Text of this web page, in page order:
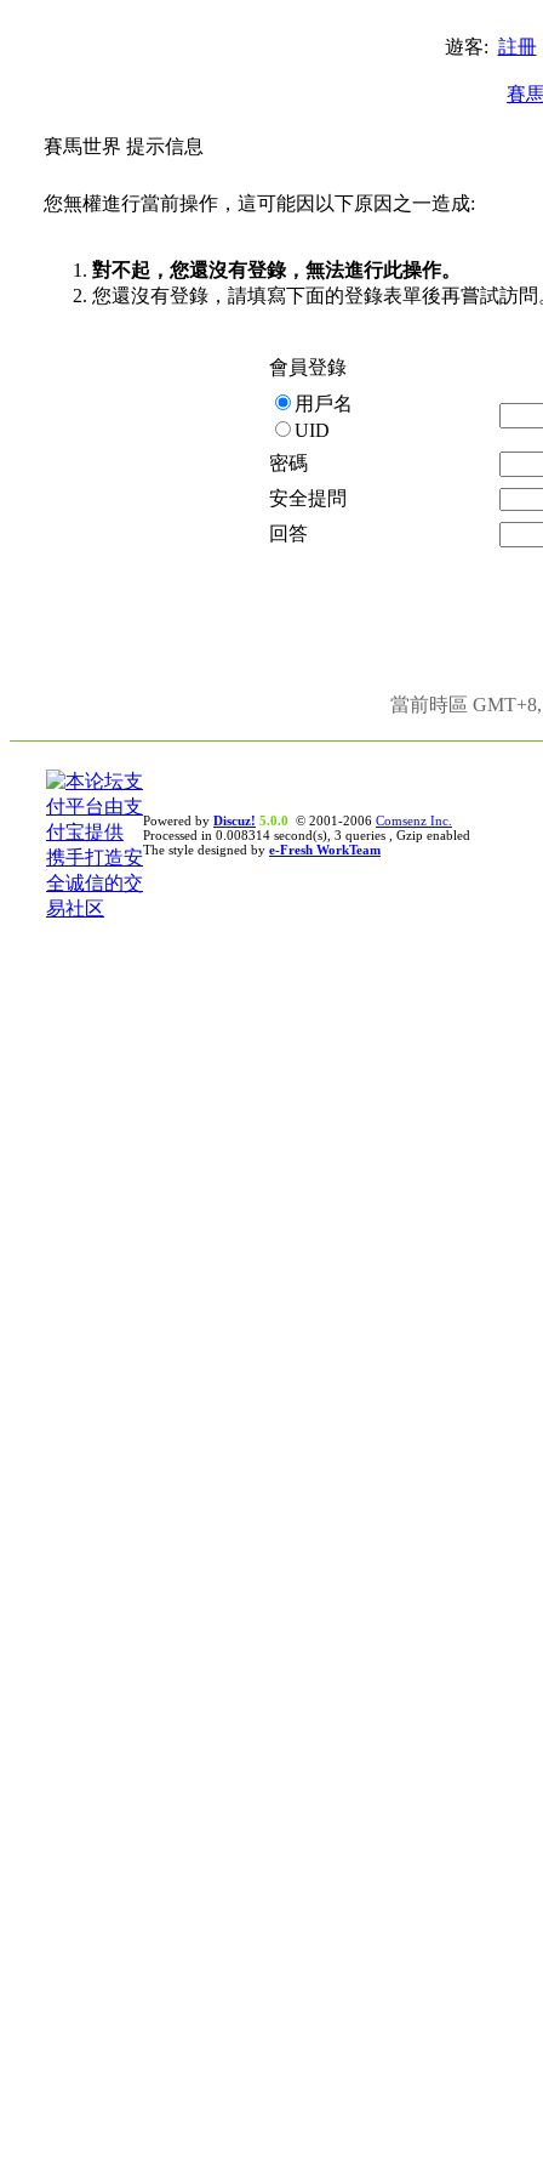
遊客: 註冊
賽
賽馬世界 提示信息
您無權進行當前操作，這可能因以下原因之一造成:
對不起，您還沒有登錄，無法進行此操作。
您還沒有登錄，請填寫下面的登錄表單後再嘗試訪問
會員登錄
用戶名
UID
密碼
安全提問
回答
當前時區
Powered by Discuz! 5.0.0 © 2001-2006 Comsenz Inc.
Processed in 0.008314 second(s), 3 queries , Gzip enabled
The style designed by e-Fresh WorkTeam